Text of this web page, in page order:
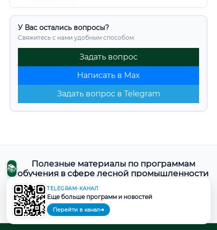
У Вас остались вопросы?
Свяжитесь с нами удобным способом:
Задать вопрос
Написать в Max
Задать вопрос в Telegram
📚
Полезные материалы по программам
обучения в сфере лесной промышленности
📂Лесная промышленность 66
TELEGRAM-КАНАЛ
Еще больше программ и новостей
Перейти в канал➔